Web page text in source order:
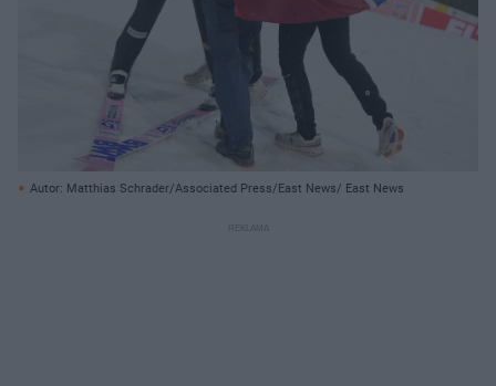
Autor: Matthias Schrader/Associated Press/East News/ East News